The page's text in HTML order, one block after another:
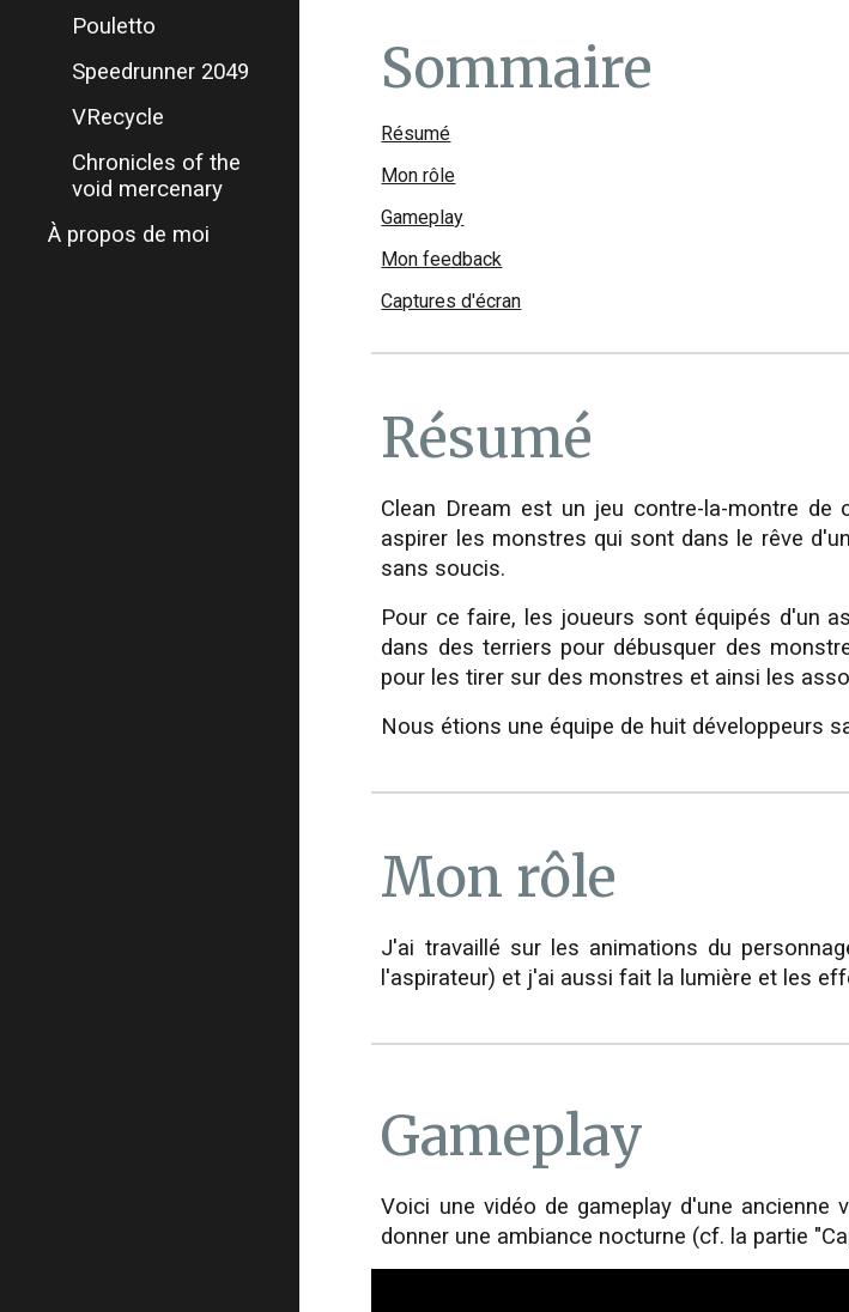
Pouletto
Speedrunner 2049
VRecycle
Chronicles of the
void mercenary
À propos de moi
Sommaire
Résumé
Mon rôle
Gameplay
Mon feedback
Captures d'écran
Résumé
Clean Dream est un jeu contre-la-montre
aspirer les monstres qui sont dans le rêve
sans soucis.
Pour ce faire, les joueurs sont équipés d'un
dans des terriers pour débusquer des
pour les tirer sur des monstres et ainsi les
Nous étions une équipe de huit développeurs
Mon rôle
J'ai travaillé sur les animations du
l'aspirateur) et j'ai aussi fait la lumière et les
Gameplay
Voici une vidéo de gameplay d'une
donner une ambiance nocturne (cf. la partie